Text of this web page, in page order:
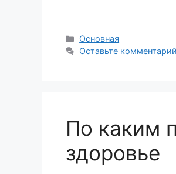
Рубрики
Основная
Оставьте комментарий
По каким
здоровье